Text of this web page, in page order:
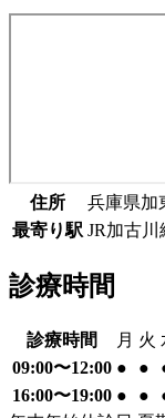
住所
兵庫県加
最寄り駅 JR加古川
診療時間
診療時間 月 火
09:00〜12:00 ● ●
16:00〜19:00 ● ●